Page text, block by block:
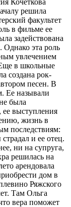
решила
факультет
в фильме ее
задействована
Однако эта роль
увлечением
в школьные
создана рок-
песен. В
Ее называли
была
выступления
жизнь в
последствиям:
и ее отец.
ни на супруга,
решилась на
арендовала
дом в
Ряжского
Там Ольга
вера поможет